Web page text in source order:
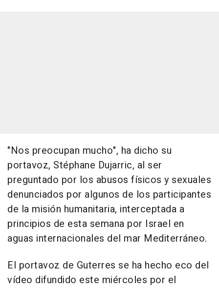
"Nos preocupan mucho", ha dicho su
portavoz, Stéphane Dujarric, al ser
preguntado por los abusos físicos y sexuales
denunciados por algunos de los participantes
de la misión humanitaria, interceptada a
principios de esta semana por Israel en
aguas internacionales del mar Mediterráneo.
El portavoz de Guterres se ha hecho eco del
vídeo difundido este miércoles por el